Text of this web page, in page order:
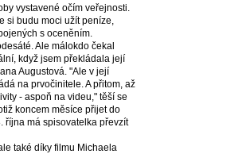
vystavené očím veřejnosti.
si budu moci užít peníze,
s oceněním.
Ale málokdo čekal
když jsem překládala její
Augustová. "Ale v její
na prvočinitele. A přitom, až
- aspoň na videu," těší se
koncem měsíce přijet do
října má spisovatelka převzít
také díky filmu Michaela